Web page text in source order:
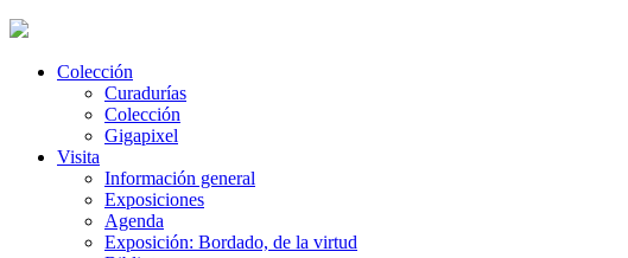
Colección
Curadurías
Colección
Gigapixel
Visita
Información general
Exposiciones
Agenda
Exposición: Bordado, de la virtud